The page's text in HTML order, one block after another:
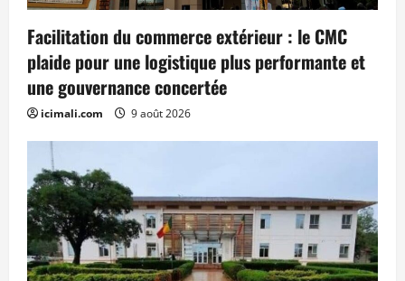
Facilitation du commerce extérieur : le CMC
plaide pour une logistique plus performante et
une gouvernance concertée
icimali.com 9 août 2026